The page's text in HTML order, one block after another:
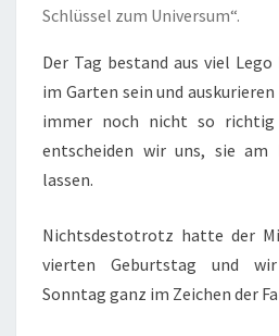
Schlüssel zum Universum“.
Der Tag bestand aus viel
im Garten sein und auskurieren
immer noch nicht so richtig
entscheiden wir uns, sie am
lassen.
Nichtsdestotrotz hatte der
vierten Geburtstag und
Sonntag ganz im Zeichen der